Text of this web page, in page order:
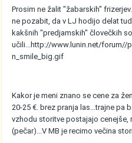
Prosim ne žalit "žabarskih"
ne pozabit, da v LJ hodijo delat
kakšnih "predjamskih" človečkih
učili...http://www.lunin.net/
n_smile_big.gif
Kakor je meni znano se cene za
20-25 €. brez pranja las...trajne pa
vzhodu storitve postajajo cenejše,
(pečar)...V MB je recimo večina